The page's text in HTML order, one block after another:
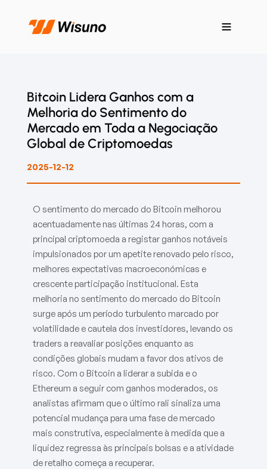
Bitcoin Lidera Ganhos com a
Melhoria do Sentimento do
Mercado em Toda a Negociação
Global de Criptomoedas
2025-12-12
O sentimento do mercado do Bitcoin melhorou
acentuadamente nas últimas 24 horas, com a
principal criptomoeda a registar ganhos notáveis
impulsionados por um apetite renovado pelo risco,
melhores expectativas macroeconómicas e
crescente participação institucional. Esta
melhoria no sentimento do mercado do Bitcoin
surge após um período turbulento marcado por
volatilidade e cautela dos investidores, levando os
traders a reavaliar posições enquanto as
condições globais mudam a favor dos ativos de
risco. Com o Bitcoin a liderar a subida e o
Ethereum a seguir com ganhos moderados, os
analistas afirmam que o último rali sinaliza uma
potencial mudança para uma fase de mercado
mais construtiva, especialmente à medida que a
liquidez regressa às principais bolsas e a atividade
de retalho começa a recuperar.